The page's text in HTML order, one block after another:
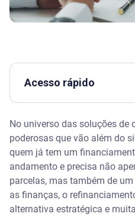
Acesso rápido
Assista | Empréstimo x
diferenças - Serasa Ensina
O que é refinanciamento
Como o cálculo funciona
Vantagens do
No universo das soluções de
poderosas que vão além do
quem já tem um
andamento e precisa não
parcelas, mas também de
as finanças, o
alternativa estratégica e